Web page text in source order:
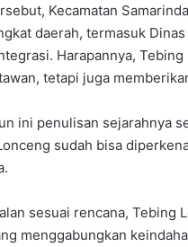
Kecamatan
daerah, termasuk
Harapannya,
tetapi juga
ini penulisan sejarahnya
sudah bisa
sesuai rencana, Tebing
menggabungkan